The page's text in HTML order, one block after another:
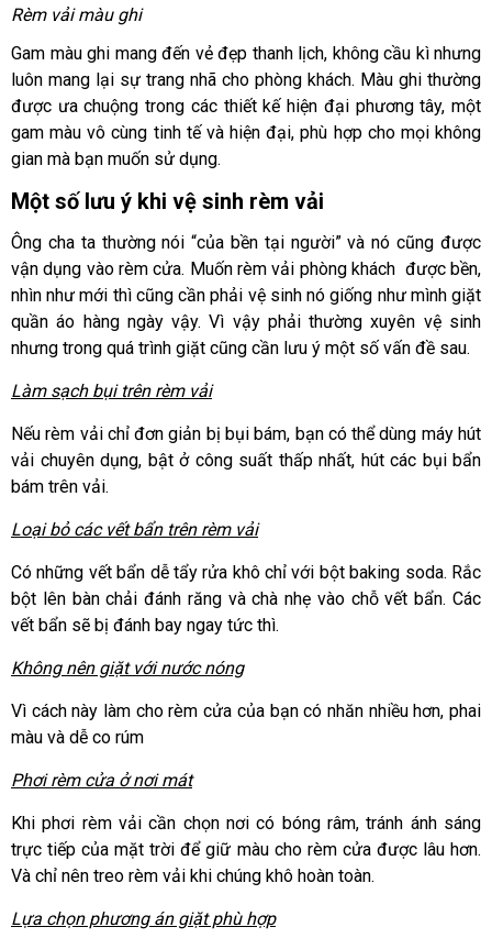
Rèm vải màu ghi
Gam màu ghi mang đến vẻ đẹp thanh lịch, không cầu kì nhưng
luôn mang lại sự trang nhã cho phòng khách. Màu ghi thường
được ưa chuộng trong các thiết kế hiện đại phương tây, một
gam màu vô cùng tinh tế và hiện đại, phù hợp cho mọi không
gian mà bạn muốn sử dụng.
Một số lưu ý khi vệ sinh rèm vải
Ông cha ta thường nói “của bền tại người” và nó cũng được
vận dụng vào rèm cửa. Muốn rèm vải phòng khách được bền,
nhìn như mới thì cũng cần phải vệ sinh nó giống như mình giặt
quần áo hàng ngày vậy. Vì vậy phải thường xuyên vệ sinh
nhưng trong quá trình giặt cũng cần lưu ý một số vấn đề sau.
Làm sạch bụi trên rèm vải
Nếu rèm vải chỉ đơn giản bị bụi bám, bạn có thể dùng máy hút
vải chuyên dụng, bật ở công suất thấp nhất, hút các bụi bẩn
bám trên vải.
Loại bỏ các vết bẩn trên rèm vải
Có những vết bẩn dễ tẩy rửa khô chỉ với bột baking soda. Rắc
bột lên bàn chải đánh răng và chà nhẹ vào chỗ vết bẩn. Các
vết bẩn sẽ bị đánh bay ngay tức thì.
Không nên giặt với nước nóng
Vì cách này làm cho rèm cửa của bạn có nhăn nhiều hơn, phai
màu và dễ co rúm
Phơi rèm cửa ở nơi mát
Khi phơi rèm vải cần chọn nơi có bóng râm, tránh ánh sáng
trực tiếp của mặt trời để giữ màu cho rèm cửa được lâu hơn.
Và chỉ nên treo rèm vải khi chúng khô hoàn toàn.
Lựa chọn phương án giặt phù hợp